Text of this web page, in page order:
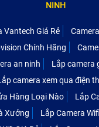
NINH
Vantech Giá Rẻ
Chính Hãng
an ninh
Lắp camera
camera xem qua điện
Hàng Loại Nào
Lắp
Xưởng
Lắp Camera